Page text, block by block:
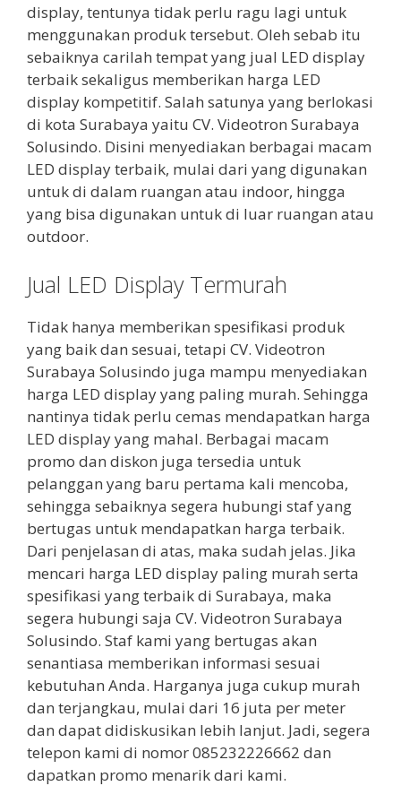
display, tentunya tidak perlu ragu lagi untuk
menggunakan produk tersebut. Oleh sebab itu
sebaiknya carilah tempat yang jual LED display
terbaik sekaligus memberikan harga LED
display kompetitif. Salah satunya yang berlokasi
di kota Surabaya yaitu CV. Videotron Surabaya
Solusindo. Disini menyediakan berbagai macam
LED display terbaik, mulai dari yang digunakan
untuk di dalam ruangan atau indoor, hingga
yang bisa digunakan untuk di luar ruangan atau
outdoor.
Jual LED Display Termurah
Tidak hanya memberikan spesifikasi produk
yang baik dan sesuai, tetapi CV. Videotron
Surabaya Solusindo juga mampu menyediakan
harga LED display yang paling murah. Sehingga
nantinya tidak perlu cemas mendapatkan harga
LED display yang mahal. Berbagai macam
promo dan diskon juga tersedia untuk
pelanggan yang baru pertama kali mencoba,
sehingga sebaiknya segera hubungi staf yang
bertugas untuk mendapatkan harga terbaik.
Dari penjelasan di atas, maka sudah jelas. Jika
mencari harga LED display paling murah serta
spesifikasi yang terbaik di Surabaya, maka
segera hubungi saja CV. Videotron Surabaya
Solusindo. Staf kami yang bertugas akan
senantiasa memberikan informasi sesuai
kebutuhan Anda. Harganya juga cukup murah
dan terjangkau, mulai dari 16 juta per meter
dan dapat didiskusikan lebih lanjut. Jadi, segera
telepon kami di nomor 085232226662 dan
dapatkan promo menarik dari kami.